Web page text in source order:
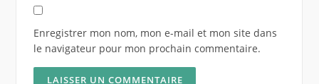
Enregistrer mon nom, mon e-mail et mon site dans
le navigateur pour mon prochain commentaire.